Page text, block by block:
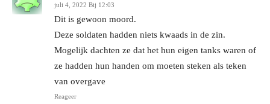
juli 4, 2022 Bij 12:03
Dit is gewoon moord.
Deze soldaten hadden niets kwaads in de zin.
Mogelijk dachten ze dat het hun eigen tanks waren of
ze hadden hun handen om moeten steken als teken
van overgave
Reageer